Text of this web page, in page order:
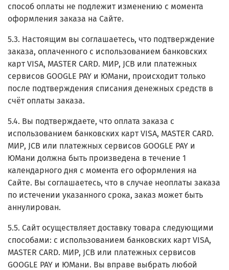
способ оплаты не подлежит изменению с момента
оформления заказа на Сайте.
5.3. Настоящим вы соглашаетесь, что подтверждение
заказа, оплаченного с использованием банковских
карт VISA, MASTER CARD. МИР, JCB или платежных
сервисов GOOGLE PAY и ЮМани, происходит только
после подтверждения списания денежных средств в
счёт оплаты заказа.
5.4. Вы подтверждаете, что оплата заказа с
использованием банковских карт VISA, MASTER CARD.
МИР, JCB или платежных сервисов GOOGLE PAY и
ЮМани должна быть произведена в течение 1
календарного дня с момента его оформления на
Сайте. Вы соглашаетесь, что в случае неоплаты заказа
по истечении указанного срока, заказ может быть
аннулирован.
5.5. Сайт осуществляет доставку товара следующими
способами: с использованием банковских карт VISA,
MASTER CARD. МИР, JCB или платежных сервисов
GOOGLE PAY и ЮМани. Вы вправе выбрать любой